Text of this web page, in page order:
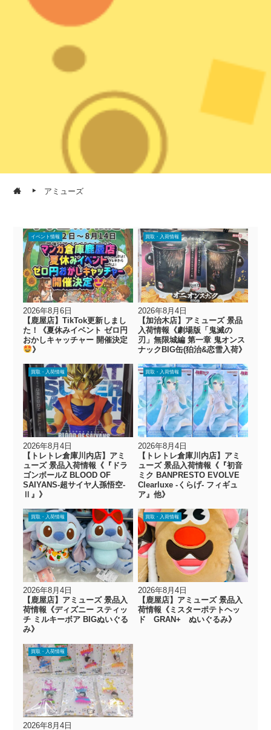
アミューズ
イベント情報
2026年8月6日
【鹿屋店】TikTok更新しまし
た！《夏休みイベント ゼロ円
おかしキャッチャー 開催決定
》
買取・入荷情報
2026年8月4日
【加治木店】アミューズ 景品
入荷情報《劇場版「鬼滅の
刃」無限城編 第一章 鬼オンス
ナックBIG缶(狛治&恋雪入荷》
買取・入荷情報
2026年8月4日
【トレトレ倉庫川内店】アミ
ューズ 景品入荷情報《『ドラ
ゴンボールZ BLOOD OF
SAIYANS-超サイヤ人孫悟空-
Ⅱ』》
買取・入荷情報
2026年8月4日
【トレトレ倉庫川内店】アミ
ューズ 景品入荷情報《『初音
ミク BANPRESTO EVOLVE
Clearluxe -くらげ- フィギュ
ア』他》
買取・入荷情報
2026年8月4日
【鹿屋店】アミューズ 景品入
荷情報《ディズニー スティッ
チ ミルキーボア BIGぬいぐる
み》
買取・入荷情報
2026年8月4日
【鹿屋店】アミューズ 景品入
荷情報《ミスターポテトヘッ
ド GRAN+ ぬいぐるみ》
買取・入荷情報
2026年8月4日